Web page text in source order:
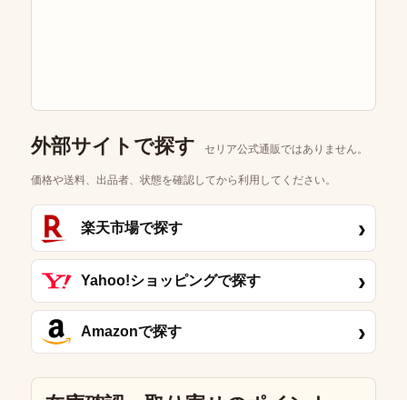
外部サイトで探す セリア公式通販ではありません。
価格や送料、出品者、状態を確認してから利用してください。
楽天市場で探す ›
Yahoo!ショッピングで探す ›
Amazonで探す ›